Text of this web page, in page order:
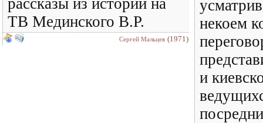
рассказы из истории на
ТВ Мединского В.Р.
Сергей Мальцев (1971)
некоем
и